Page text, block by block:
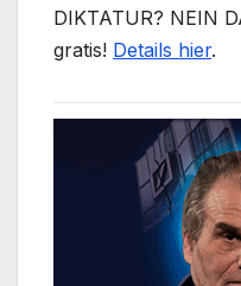
DIKTATUR? NEIN
gratis! Details hier.